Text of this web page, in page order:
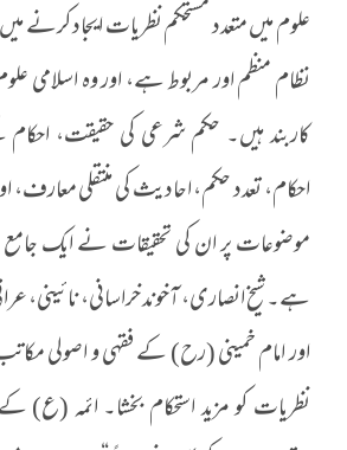
علوم میں متعدد مستحکم نظریات ایجاد کرنے
نظام منظم اور مربوط ہے، اور وہ اسلامی
کاربند ہیں۔ حکم شرعی کی حقیقت،
احکام، تعدد حکم، احادیث کی منتقلی
موضوعات پر ان کی تحقیقات نے ایک جامع
ہے۔ شیخ انصاری، آخوند خراسانی، نائینی،
اور امام خمینی (رح) کے فقہی و اصولی
نظریات کو مزید استحکام بخشا۔ ائمہ (ع)